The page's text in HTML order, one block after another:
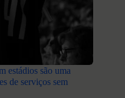
estádios são uma
de serviços sem